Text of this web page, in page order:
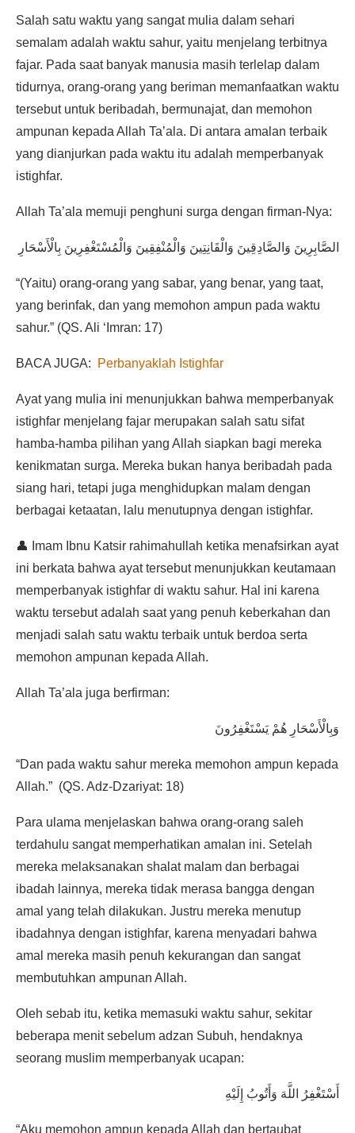
Salah satu waktu yang sangat mulia dalam sehari
semalam adalah waktu sahur, yaitu menjelang terbitnya
fajar. Pada saat banyak manusia masih terlelap dalam
tidurnya, orang-orang yang beriman memanfaatkan waktu
tersebut untuk beribadah, bermunajat, dan memohon
ampunan kepada Allah Ta’ala. Di antara amalan terbaik
yang dianjurkan pada waktu itu adalah memperbanyak
istighfar.
Allah Ta’ala memuji penghuni surga dengan firman-Nya:
الصَّابِرِينَ وَالصَّادِقِينَ وَالْقَانِتِينَ وَالْمُنْفِقِينَ وَالْمُسْتَغْفِرِينَ بِالْأَسْحَارِ
“(Yaitu) orang-orang yang sabar, yang benar, yang taat,
yang berinfak, dan yang memohon ampun pada waktu
sahur.” (QS. Ali ‘Imran: 17)
BACA JUGA: Perbanyaklah Istighfar
Ayat yang mulia ini menunjukkan bahwa memperbanyak
istighfar menjelang fajar merupakan salah satu sifat
hamba-hamba pilihan yang Allah siapkan bagi mereka
kenikmatan surga. Mereka bukan hanya beribadah pada
siang hari, tetapi juga menghidupkan malam dengan
berbagai ketaatan, lalu menutupnya dengan istighfar.
👤 Imam Ibnu Katsir rahimahullah ketika menafsirkan ayat
ini berkata bahwa ayat tersebut menunjukkan keutamaan
memperbanyak istighfar di waktu sahur. Hal ini karena
waktu tersebut adalah saat yang penuh keberkahan dan
menjadi salah satu waktu terbaik untuk berdoa serta
memohon ampunan kepada Allah.
Allah Ta’ala juga berfirman:
وَبِالْأَسْحَارِ هُمْ يَسْتَغْفِرُونَ
“Dan pada waktu sahur mereka memohon ampun kepada
Allah.” (QS. Adz-Dzariyat: 18)
Para ulama menjelaskan bahwa orang-orang saleh
terdahulu sangat memperhatikan amalan ini. Setelah
mereka melaksanakan shalat malam dan berbagai
ibadah lainnya, mereka tidak merasa bangga dengan
amal yang telah dilakukan. Justru mereka menutup
ibadahnya dengan istighfar, karena menyadari bahwa
amal mereka masih penuh kekurangan dan sangat
membutuhkan ampunan Allah.
Oleh sebab itu, ketika memasuki waktu sahur, sekitar
beberapa menit sebelum adzan Subuh, hendaknya
seorang muslim memperbanyak ucapan:
أَسْتَغْفِرُ اللَّهَ وَأَتُوبُ إِلَيْهِ
“Aku memohon ampun kepada Allah dan bertaubat